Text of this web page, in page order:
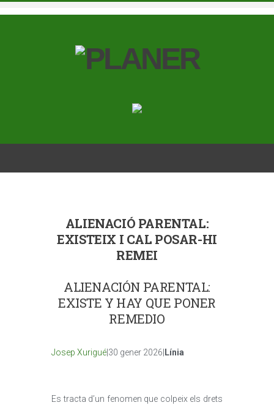
ALIENACIÓ PARENTAL:
EXISTEIX I CAL POSAR-HI
REMEI
ALIENACIÓN PARENTAL:
EXISTE Y HAY QUE PONER
REMEDIO
Josep Xurigué |30 gener 2026| Línia
Es tracta d’un fenomen que colpeix els drets